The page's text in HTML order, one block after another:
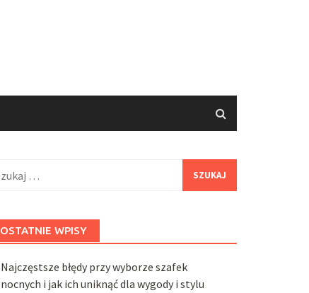
OSTATNIE WPISY
Najczęstsze błędy przy wyborze szafek
nocnych i jak ich uniknąć dla wygody i stylu